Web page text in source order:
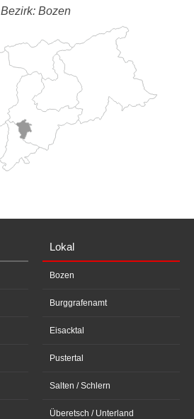
Bezirk: Bozen
Lokal
Bozen
Burggrafenamt
Eisacktal
Pustertal
Salten / Schlern
Überetsch / Unterland